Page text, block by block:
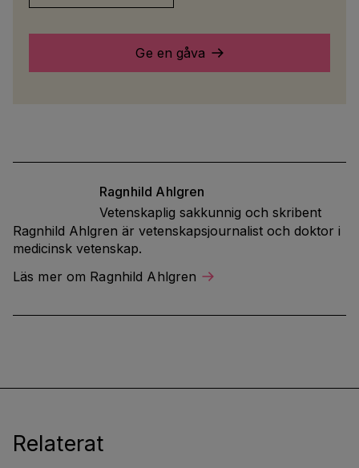
Ge en gåva
Ragnhild Ahlgren
Vetenskaplig sakkunnig och skribent
Ragnhild Ahlgren är vetenskapsjournalist och doktor i
medicinsk vetenskap.
Läs mer om Ragnhild Ahlgren
Relaterat